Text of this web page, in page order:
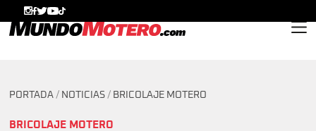
PORTADA / NOTICIAS / BRICOLAJE MOTERO
BRICOLAJE MOTERO